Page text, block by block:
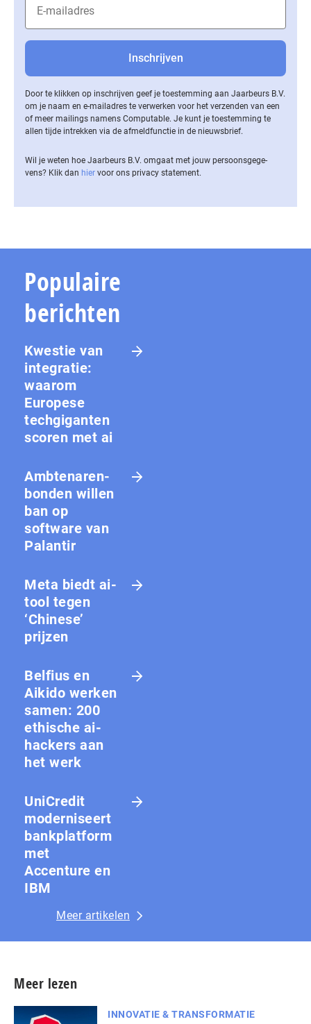
Door te klikken op inschrijven geef je toestemming aan Jaarbeurs B.V.
om je naam en e-mailadres te verwerken voor het verzenden van een
of meer mailings namens Computable. Je kunt je toestemming te
allen tijde intrekken via de af­meld­func­tie in de nieuwsbrief.
Wil je weten hoe Jaarbeurs B.V. omgaat met jouw per­soons­ge­ge­
vens? Klik dan hier voor ons privacy statement.
Populaire
berichten
Kwestie van
integratie:
waarom
Europese
techgiganten
scoren met ai
Amb­te­na­ren­
bon­den willen
ban op
software van
Palantir
Meta biedt ai-
tool tegen
‘Chinese’
prijzen
Belfius en
Aikido werken
samen: 200
ethische ai-
hackers aan
het werk
UniCredit
moderniseert
bankplatform
met
Accenture en
IBM
Meer artikelen
Meer lezen
INNOVATIE & TRANSFORMATIE